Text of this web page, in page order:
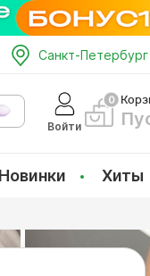
Санкт-
Войти
Новинки Хиты